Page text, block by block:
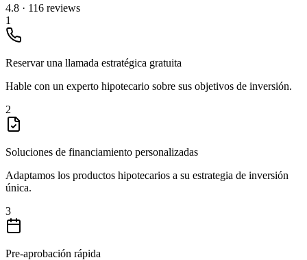
4.8 · 116 reviews
1
Reservar una llamada estratégica gratuita
Hable con un experto hipotecario sobre sus objetivos de inversión.
2
Soluciones de financiamiento personalizadas
Adaptamos los productos hipotecarios a su estrategia de inversión
única.
3
Pre-aprobación rápida